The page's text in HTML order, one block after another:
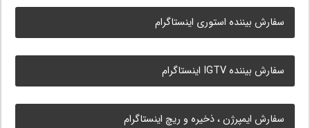
سفارش بیننده استوری اینستاگرام
سفارش بیننده IGTV اینستاگرام
سفارش ایمپرژن ، ذخیره و ریچ اینستاگرام